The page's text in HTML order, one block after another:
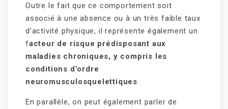
Outre le fait que ce comportement soit
associé à une absence ou à un très faible taux
d’activité physique, il représente également un
facteur de risque prédisposant aux
maladies chroniques, y compris les
conditions d’ordre
neuromusculosquelettiques.
En parallèle, on peut également parler de